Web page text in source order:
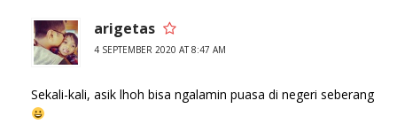
arigetas
4 SEPTEMBER 2020 AT 8:47 AM
Sekali-kali, asik lhoh bisa ngalamin puasa di negeri seberang